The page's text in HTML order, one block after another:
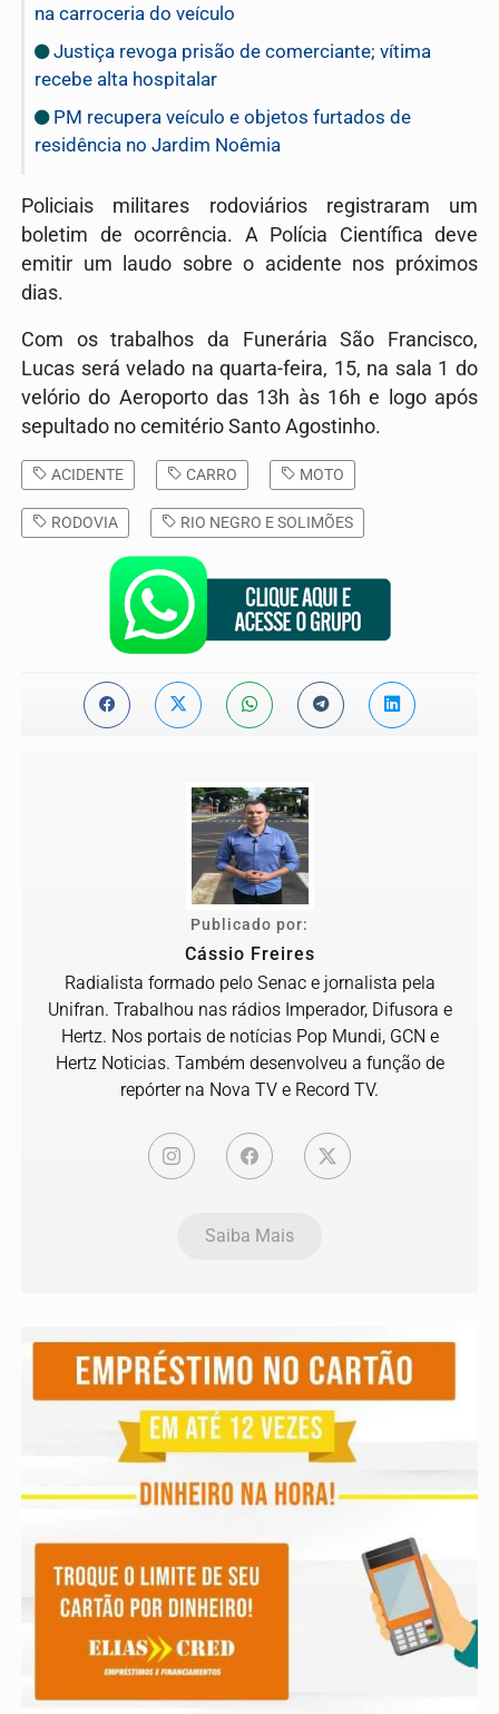
na carroceria do veículo
Justiça revoga prisão de comerciante; vítima
recebe alta hospitalar
PM recupera veículo e objetos furtados de
residência no Jardim Noêmia
Policiais militares rodoviários registraram um
boletim de ocorrência. A Polícia Científica deve
emitir um laudo sobre o acidente nos próximos
dias.
Com os trabalhos da Funerária São Francisco,
Lucas será velado na quarta-feira, 15, na sala 1 do
velório do Aeroporto das 13h às 16h e logo após
sepultado no cemitério Santo Agostinho.
ACIDENTE CARRO MOTO
RODOVIA RIO NEGRO E SOLIMÕES
Publicado por:
Cássio Freires
Radialista formado pelo Senac e jornalista pela
Unifran. Trabalhou nas rádios Imperador, Difusora e
Hertz. Nos portais de notícias Pop Mundi, GCN e
Hertz Noticias. Também desenvolveu a função de
repórter na Nova TV e Record TV.
Saiba Mais